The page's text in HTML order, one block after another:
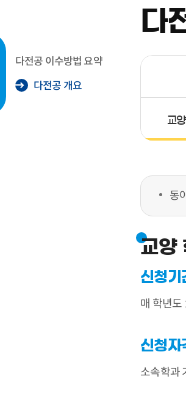
다전공 이수방법 요약
다전공 개요
다
교
동
교양
신청기
매 학년도
신청자
소속학과